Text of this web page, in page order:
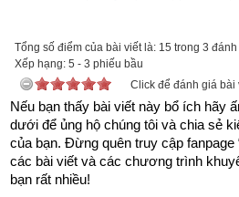
biệt trên quỹ đạo của Trái Đất xung
cách nhau 15°. Các tiết khí
xê dịch 1 ngày theo mọi năm
thì mặt trời nằm ở vị trí tọa độ xích
Trời bằng 270°).
Đông Chí là thời điểm giữa mùa
Tổng số điểm của bài viết là: 15 trong 3
Xếp hạng: 5 - 3 phiếu bầu
Click để đánh giá bài
Nếu bạn thấy bài viết này bổ ích hãy
dưới để ủng hộ chúng tôi và chia sẻ
của bạn. Đừng quên truy cập fanpage
các bài viết và các chương trình
bạn rất nhiều!